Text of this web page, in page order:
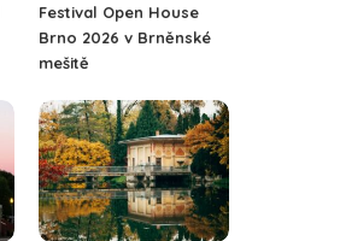
Festival Open House
Brno 2026 v Brněnské
mešitě